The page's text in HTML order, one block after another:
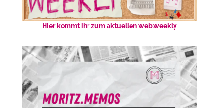
Hier kommt ihr zum aktuellen web.weekly